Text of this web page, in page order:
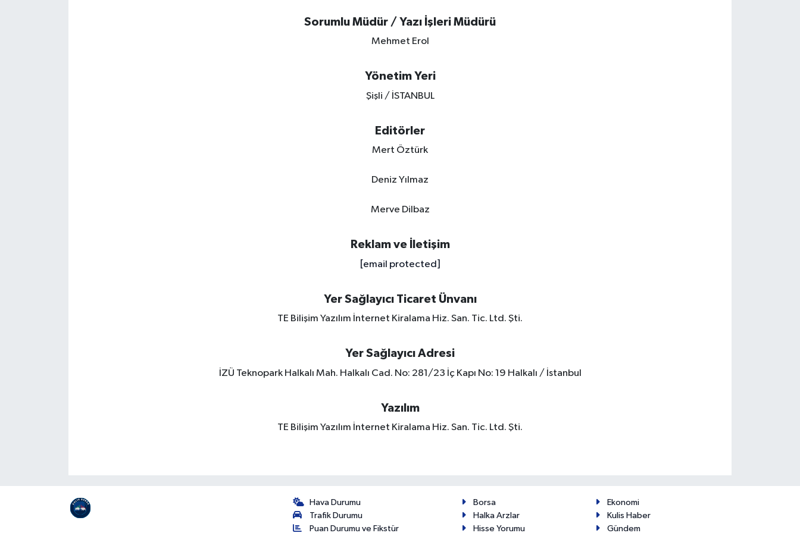
Sorumlu Müdür / Yazı İşleri Müdürü
Mehmet Erol
Yönetim Yeri
Şişli / İSTANBUL
Editörler
Mert Öztürk
Deniz Yılmaz
Merve Dilbaz
Reklam ve İletişim
[email protected]
Yer Sağlayıcı Ticaret Ünvanı
TE Bilişim Yazılım İnternet Kiralama Hiz. San. Tic. Ltd. Şti.
Yer Sağlayıcı Adresi
İZÜ Teknopark Halkalı Mah. Halkalı Cad. No: 281/23 İç Kapı No: 19 Halkalı / İstanbul
Yazılım
TE Bilişim Yazılım İnternet Kiralama Hiz. San. Tic. Ltd. Şti.
Hava Durumu
Trafik Durumu
Puan Durumu ve Fikstür
Borsa
Ekonomi
Halka Arzlar
Kulis Haber
Hisse Yorumu
Gündem